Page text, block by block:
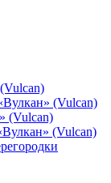
(Vulcan)
(Vulcan)
(Vulcan)